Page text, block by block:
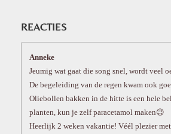
REACTIES
Anneke
Jeumig wat gaat die song snel, wordt veel
De begeleiding van de regen kwam ook
Oliebollen bakken in de hitte is een hele
planten, kun je zelf paracetamol maken😉
Heerlijk 2 weken vakantie! Véél plezier